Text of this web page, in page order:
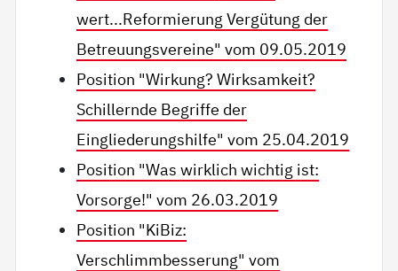
wert...Reformierung Vergütung der
Betreuungsvereine" vom 09.05.2019
Position "Wirkung? Wirksamkeit?
Schillernde Begriffe der
Eingliederungshilfe" vom 25.04.2019
Position "Was wirklich wichtig ist:
Vorsorge!" vom 26.03.2019
Position "KiBiz:
Verschlimmbesserung" vom